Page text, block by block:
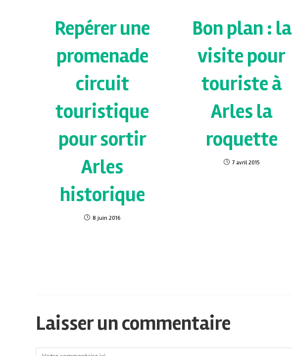
Repérer une
promenade
circuit
touristique
pour sortir
Arles
historique
8 juin 2016
Bon plan : la
visite pour
touriste à
Arles la
roquette
7 avril 2015
Laisser un commentaire